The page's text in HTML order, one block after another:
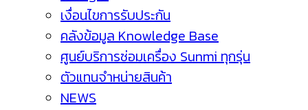
เงื่อนไขการรับประกัน
คลังข้อมูล Knowledge Base
ศูนย์บริการซ่อมเครื่อง Sunmi ทุกรุ่น
ตัวแทนจำหน่ายสินค้า
NEWS